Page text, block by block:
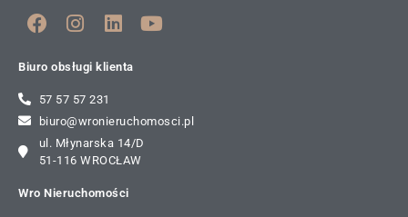
Biuro obsługi klienta
57 57 57 231
biuro@wronieruchomosci.pl
ul. Młynarska 14/D
51-116 WROCŁAW
Wro Nieruchomości